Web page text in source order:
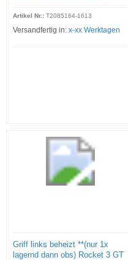
Artikel Nr.: T2085164-1613
Versandfertig in: x-xx Werktagen
Griff links beheizt **(nur 1x
lagernd dann obs) Rocket 3 GT